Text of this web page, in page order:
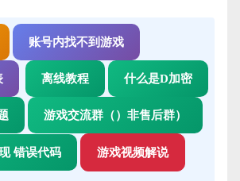
账号内找不到游戏
离线教程 什么是D加密
游戏交流群（）非售后群）
错误代码 游戏视频解说